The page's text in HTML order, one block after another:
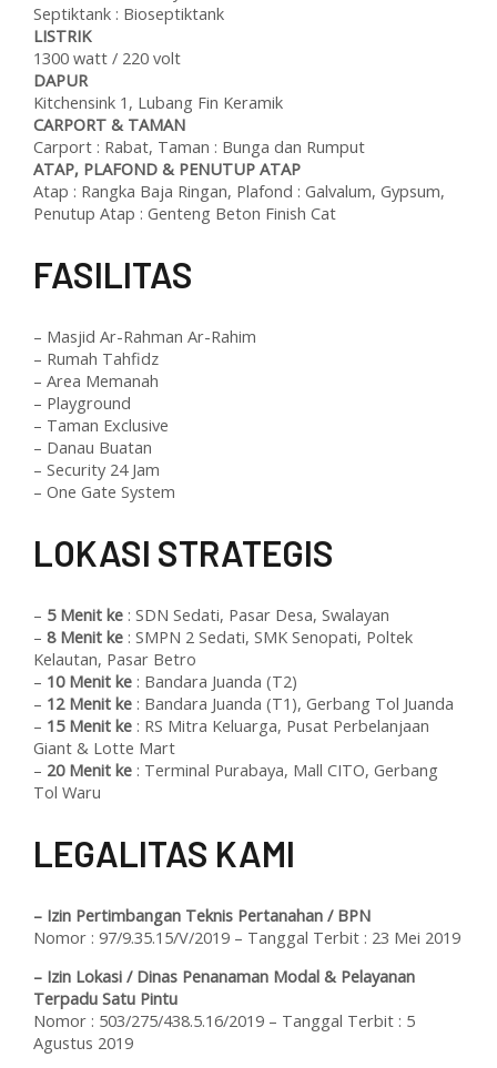
Septiktank : Bioseptiktank
LISTRIK
1300 watt / 220 volt
DAPUR
Kitchensink 1, Lubang Fin Keramik
CARPORT & TAMAN
Carport : Rabat, Taman : Bunga dan Rumput
ATAP, PLAFOND & PENUTUP ATAP
Atap : Rangka Baja Ringan, Plafond : Galvalum, Gypsum,
Penutup Atap : Genteng Beton Finish Cat
FASILITAS
– Masjid Ar-Rahman Ar-Rahim
– Rumah Tahfidz
– Area Memanah
– Playground
– Taman Exclusive
– Danau Buatan
– Security 24 Jam
– One Gate System
LOKASI STRATEGIS
– 5 Menit ke : SDN Sedati, Pasar Desa, Swalayan
–8 Menit ke : SMPN 2 Sedati, SMK Senopati, Poltek
Kelautan, Pasar Betro
– 10 Menit ke : Bandara Juanda (T2)
– 12 Menit ke : Bandara Juanda (T1), Gerbang Tol Juanda
– 15 Menit ke : RS Mitra Keluarga, Pusat Perbelanjaan
Giant & Lotte Mart
– 20 Menit ke : Terminal Purabaya, Mall CITO, Gerbang
Tol Waru
LEGALITAS KAMI
– Izin Pertimbangan Teknis Pertanahan / BPN
Nomor : 97/9.35.15/V/2019 – Tanggal Terbit : 23 Mei 2019
– Izin Lokasi / Dinas Penanaman Modal & Pelayanan
Terpadu Satu Pintu
Nomor : 503/275/438.5.16/2019 – Tanggal Terbit : 5
Agustus 2019